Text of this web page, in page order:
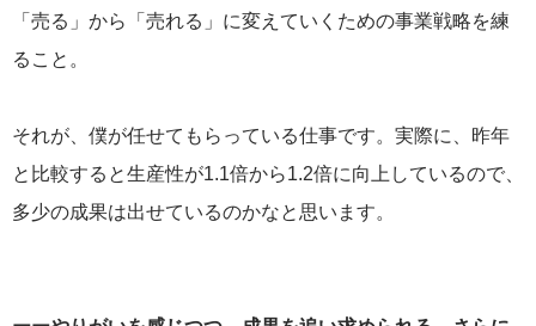
「売る」から「売れる」に変えていくための事業戦略を練
ること。
それが、僕が任せてもらっている仕事です。実際に、昨年
と比較すると生産性が1.1倍から1.2倍に向上しているので、
多少の成果は出せているのかなと思います。